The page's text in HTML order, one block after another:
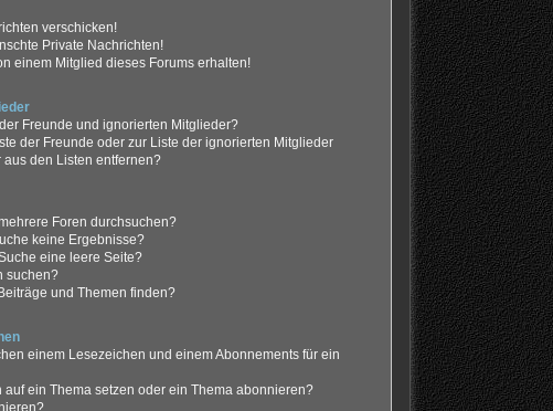
verschicken!
Private Nachrichten!
einem Mitglied dieses Forums erhalten!
Freunde und ignorierten Mitglieder?
der Freunde oder zur Liste der ignorierten Mitglieder
den Listen entfernen?
Foren durchsuchen?
keine Ergebnisse?
eine leere Seite?
suchen?
und Themen finden?
einem Lesezeichen und einem Abonnements für ein
ein Thema setzen oder ein Thema abonnieren?